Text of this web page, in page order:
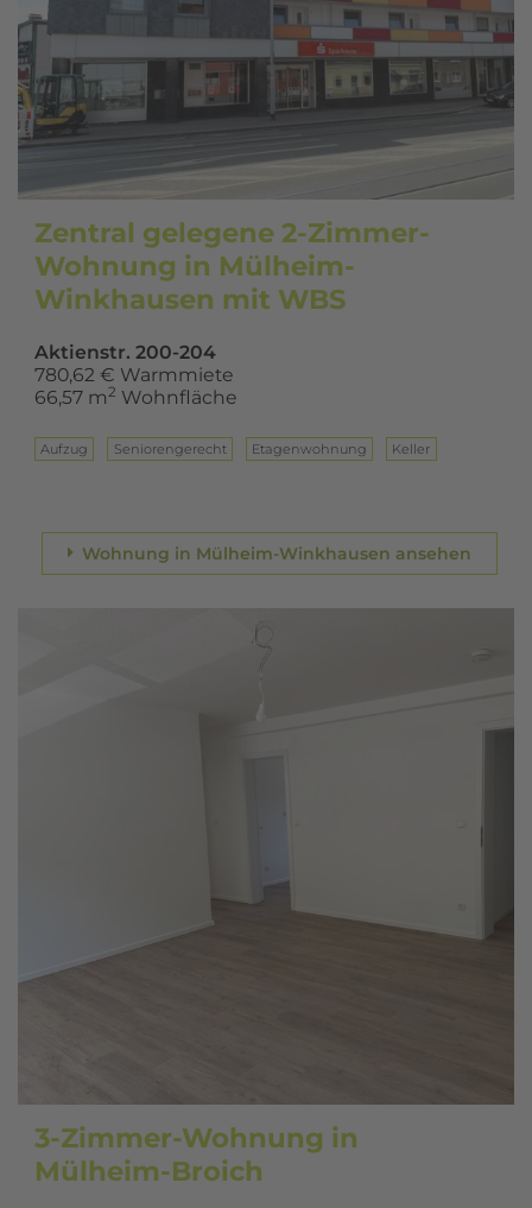
Zentral gelegene 2-Zimmer-
Wohnung in Mülheim-
Winkhausen mit WBS
Aktienstr. 200-204
780,62 € Warmmiete
66,57 m2 Wohnfläche
Aufzug Seniorengerecht Eta­gen­woh­nung Keller
Wohnung in Mülheim-Winkhausen ansehen
3-Zimmer-Wohnung in
Mülheim-Broich